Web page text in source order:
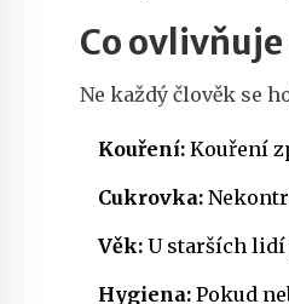
Co
Ne každý člověk se
Kouření: Kouření
Cukrovka:
Věk: U starších lidí
Hygiena: Pokud